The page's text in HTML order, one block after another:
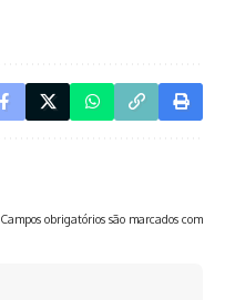
Campos obrigatórios são marcados com